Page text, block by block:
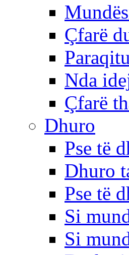
Çfarë
Paraqitu
Nda
Çfarë
Dhuro
Pse të
Dhuro
Pse të
Si
Si